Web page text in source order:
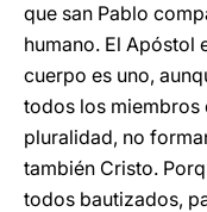
que san Pablo
humano. El Apóstol
cuerpo es uno,
todos los miembros
pluralidad, no
también Cristo.
todos bautizados,